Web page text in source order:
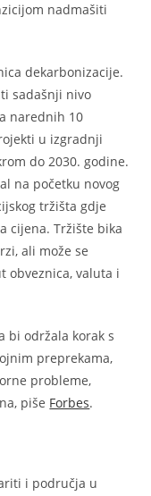
nadmašiti
dekarbonizacije.
sadašnji nivo
narednih 10
u izgradnji
do 2030. godine.
na početku novog
tržišta gdje
cijena. Tržište bika
ali može se
obveznica, valuta i
bi održala korak s
preprekama,
probleme,
piše Forbes.
i područja u